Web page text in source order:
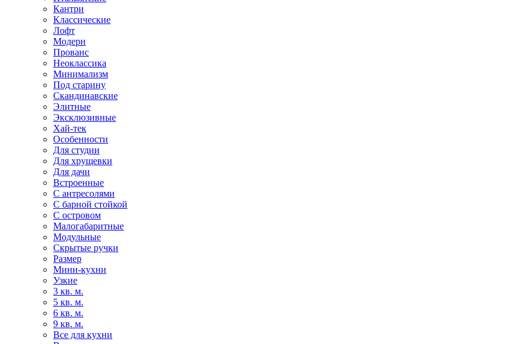
Кантри
Классические
Лофт
Модерн
Прованс
Неоклассика
Минимализм
Под старину
Скандинавские
Элитные
Эксклюзивные
Хай-тек
Особенности
Для студии
Для хрущевки
Для дачи
Встроенные
С антресолями
С барной стойкой
С островом
Малогабаритные
Модульные
Скрытые ручки
Размер
Мини-кухни
Узкие
3 кв. м.
5 кв. м.
6 кв. м.
9 кв. м.
Все для кухни